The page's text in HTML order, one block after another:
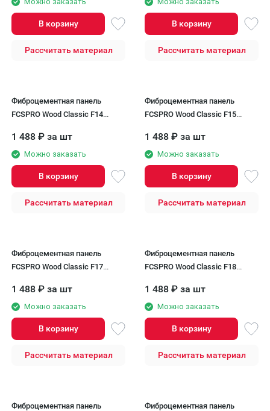
В корзину
Рассчитать материал
В корзину
Рассчитать материал
Фиброцементная панель
FCSPRO Wood Classic F14
1 488 ₽ за шт
Можно заказать
В корзину
Рассчитать материал
Фиброцементная панель
FCSPRO Wood Classic F15
1 488 ₽ за шт
Можно заказать
В корзину
Рассчитать материал
Фиброцементная панель
FCSPRO Wood Classic F17
1 488 ₽ за шт
Можно заказать
В корзину
Рассчитать материал
Фиброцементная панель
FCSPRO Wood Classic F18
1 488 ₽ за шт
Можно заказать
В корзину
Рассчитать материал
Фиброцементная панель
Фиброцементная панель